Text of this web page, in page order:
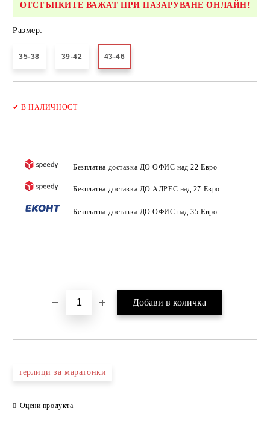
ОТСТЪПКИТЕ ВАЖАТ ПРИ ПАЗАРУВАНЕ ОНЛАЙН!
Размер:
35-38 39-42 43-46
✔В НАЛИЧНОСТ
Безплатна доставка ДО ОФИС над 22 Евро
Безплатна доставка ДО АДРЕС над 27 Евро
Безплатна доставка ДО ОФИС над 35 Евро
терлици за маратонки
Оцени продукта